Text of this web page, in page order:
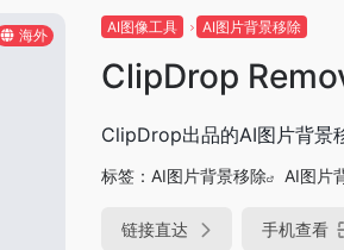
海外 AI图像工具 AI图片背景移除
ClipDrop
ClipDrop出品的AI图片背景
标签： AI图片背景移除 AI图片
链接直达 手机查看